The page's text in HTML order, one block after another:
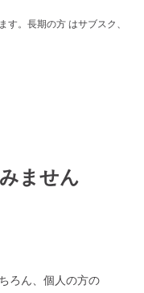
す。長期の方 はサブスク、
ません
ろん、個人の方の